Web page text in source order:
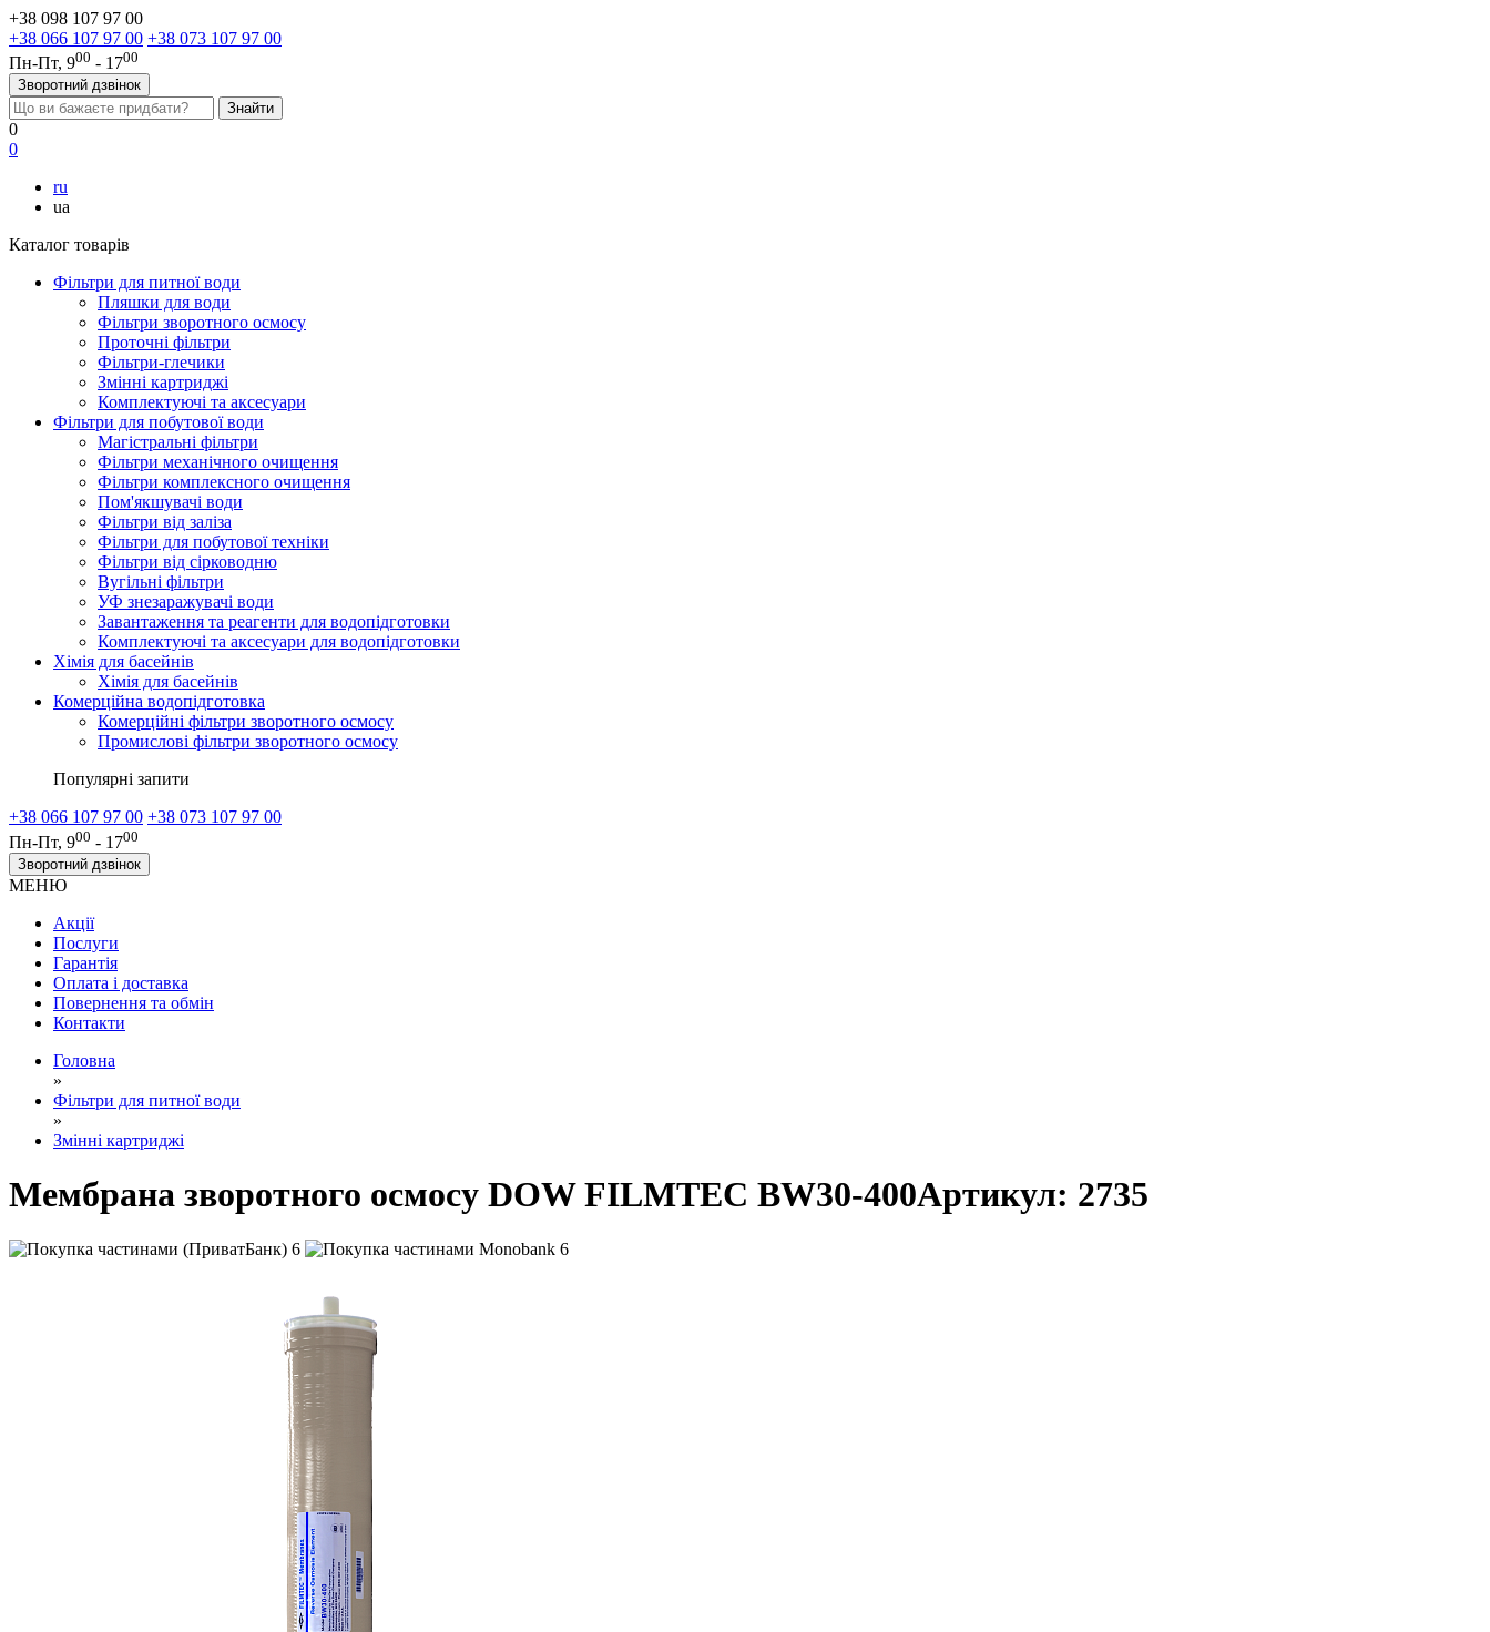
+38 098 107 97 00
+38 066 107 97 00 +38 073 107 97 00
Пн-Пт, 900 - 1700
Зворотний дзвінок
0
0
ru
ua
Каталог товарів
Фільтри для питної води
Пляшки для води
Фільтри зворотного осмосу
Проточні фільтри
Фільтри-глечики
Змінні картриджі
Комплектуючі та аксесуари
Фільтри для побутової води
Магістральні фільтри
Фільтри механічного очищення
Фільтри комплексного очищення
Пом'якшувачі води
Фільтри від заліза
Фільтри для побутової техніки
Фільтри від сірководню
Вугільні фільтри
УФ знезаражувачі води
Завантаження та реагенти для водопідготовки
Комплектуючі та аксесуари для водопідготовки
Хімія для басейнів
Хімія для басейнів
Комерційна водопідготовка
Комерційні фільтри зворотного осмосу
Промислові фільтри зворотного осмосу
Популярні запити
+38 066 107 97 00 +38 073 107 97 00
Пн-Пт, 900 - 1700
Зворотний дзвінок
МЕНЮ
Акції
Послуги
Гарантія
Оплата і доставка
Повернення та обмін
Контакти
Головна
»
Фільтри для питної води
»
Змінні картриджі
Мембрана зворотного осмосу DOW FILMTEC BW30-400Артикул: 2735
6 6